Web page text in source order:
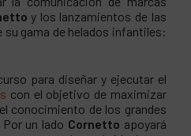
y los lanzamientos de las
su gama de helados infantiles:
para diseñar y ejecutar el
con el objetivo de maximizar
conocimiento de los grandes
un lado Cornetto apoyará